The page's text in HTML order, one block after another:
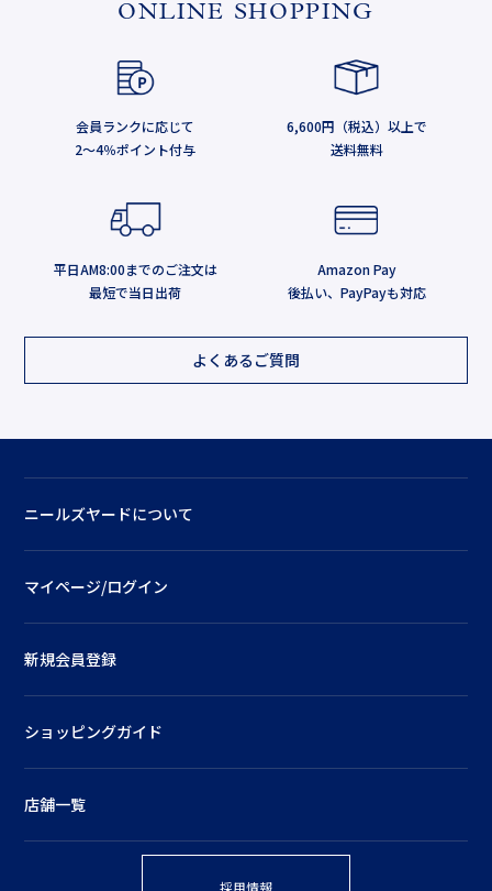
ONLINE SHOPPING
会員ランクに応じて
2～4％ポイント付与
6,600円（税込）以上で
送料無料
平日AM8:00までのご注文は
最短で当日出荷
Amazon Pay
後払い、PayPayも対応
よくあるご質問
ニールズヤードについて
マイページ/ログイン
新規会員登録
ショッピングガイド
店舗一覧
採用情報